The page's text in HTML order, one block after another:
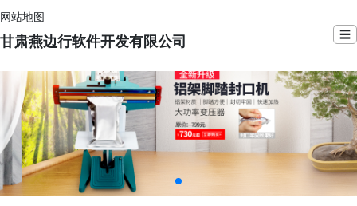
网站地图
甘肃燕边行软件开发有限公司 ☰